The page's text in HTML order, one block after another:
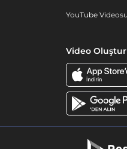
YouTube
Video